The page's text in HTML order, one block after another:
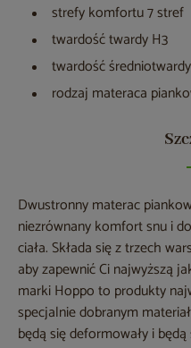
strefy komfortu 7 stref
twardość twardy H3
twardość
rodzaj materaca
Dwustronny materac
niezrównany komfort snu i
ciała. Składa się z trzech
aby zapewnić Ci najwyższą
marki Hoppo to produkty
specjalnie dobranym
będą się deformowały i